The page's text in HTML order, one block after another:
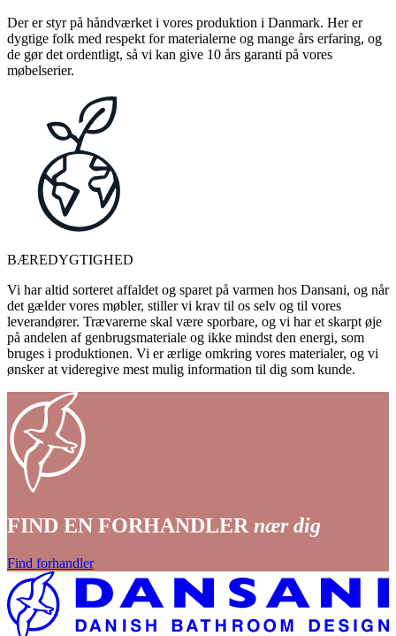
Der er styr på håndværket i vores produktion i Danmark. Her er
dygtige folk med respekt for materialerne og mange års erfaring, og
de gør det ordentligt, så vi kan give 10 års garanti på vores
møbelserier.
BÆREDYGTIGHED
Vi har altid sorteret affaldet og sparet på varmen hos Dansani, og når
det gælder vores møbler, stiller vi krav til os selv og til vores
leverandører. Trævarerne skal være sporbare, og vi har et skarpt øje
på andelen af genbrugsmateriale og ikke mindst den energi, som
bruges i produktionen. Vi er ærlige omkring vores materialer, og vi
ønsker at videregive mest mulig information til dig som kunde.
FIND EN FORHANDLER nær dig
Find forhandler